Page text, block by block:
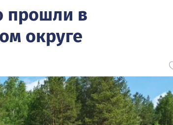
прошли в
округе